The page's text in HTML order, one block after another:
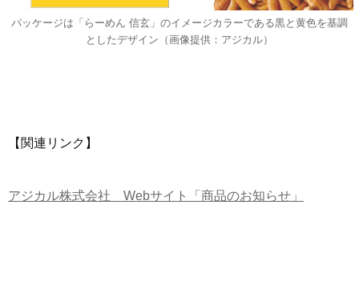
パッケージは「らーめん 信玄」のイメージカラーである黒と黄色を基調
としたデザイン（画像提供：アジカル）
【関連リンク】
アジカル株式会社 Webサイト「商品のお知らせ」